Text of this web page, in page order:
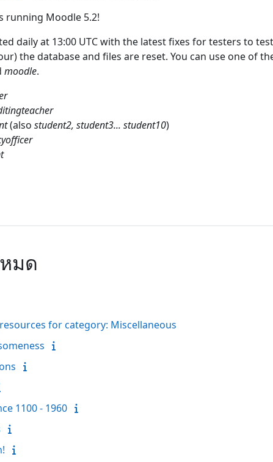
running Moodle 5.2!
daily at 13:00 UTC with the latest fixes for testers to
the database and files are reset. You can use one of
moodle.
(also student2, student3... student10)
มด
for category: Miscellaneous
1100 - 1960